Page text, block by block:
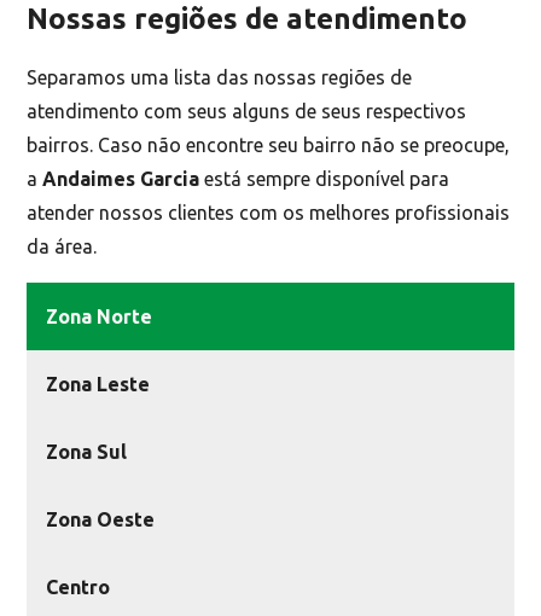
Nossas regiões de atendimento
Separamos uma lista das nossas regiões de
atendimento com seus alguns de seus respectivos
bairros. Caso não encontre seu bairro não se preocupe,
aAndaimes Garcia está sempre disponível para
atender nossos clientes com os melhores profissionais
da área.
Zona Norte
Zona Leste
Zona Sul
Zona Oeste
Centro